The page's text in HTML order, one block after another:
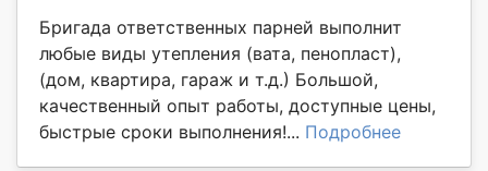
Бригада ответственных парней выполнит
любые виды утепления (вата, пенопласт),
(дом, квартира, гараж и т.д.) Большой,
качественный опыт работы, доступные цены,
быстрые сроки выполнения!... Подробнее